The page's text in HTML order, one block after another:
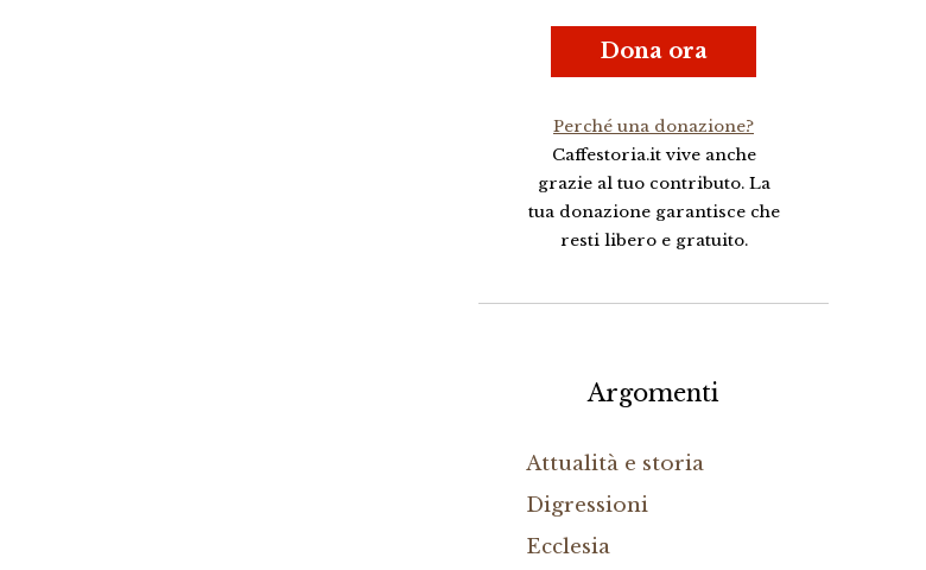
Dona ora
Perché una donazione?
Caffestoria.it vive anche
grazie al tuo contributo. La
tua donazione garantisce che
resti libero e gratuito.
Argomenti
Attualità e storia
Digressioni
Ecclesia